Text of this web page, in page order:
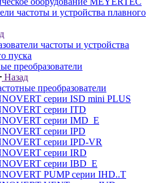
частоты и устройства плавного
частоты и устройства
пуска
преобразователи
Назад
преобразователи
серии ISD mini PLUS
серии ITD
серии IMD_E
серии IPD
серии IPD-VR
серии IRD
серии IBD_E
PUMP серии IHD..T